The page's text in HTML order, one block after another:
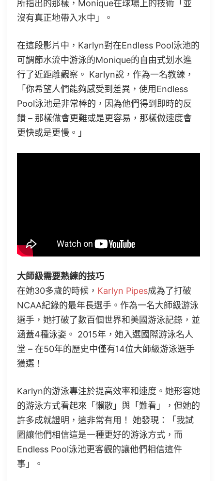
所指出的那樣，Monique在球場上的技術「並
沒有真正地帶入水中」。
在這段影片中，Karlyn對在Endless Pool泳池的
可調節水流中游泳的Monique的自由式划水進
行了近距離觀察。 Karlyn說，作為一名教練，
「你希望人們能夠感受到差異，使用Endless
Pool泳池是非常棒的，因為他們得到即時的反
饋 – 那樣做會更難或是更容易，那樣做速度會
更快或是更慢。」
大師級需要熟練的技巧
在她30多歲的時候， Karlyn Pipes成為了打破
NCAA紀錄的最年長選手。作為一名大師級游泳
選手，她打破了數百個世界和美國游泳記錄，並
涵蓋4種泳姿。 2015年，她入選國際游泳名人
堂 – 在50年的歷史中僅有14位大師級游泳選手
獲選！
Karlyn的游泳專注於提高效率和速度。她形容她
的游泳方式看起來「懶散」與「難看」，但她的
許多成就證明，這非常有用！ 她發現：「我試
圖讓他們相信這是一種更好的游泳方式，而
Endless Pool泳池更客觀的讓他們相信這件
事」。